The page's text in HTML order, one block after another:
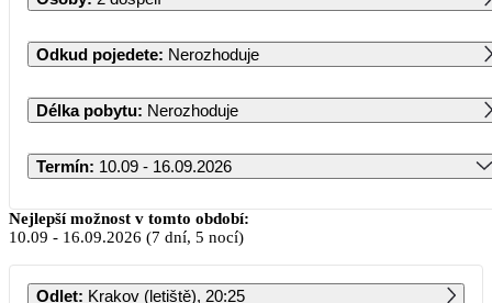
Odkud pojedete: Nerozhoduje
Délka pobytu: Nerozhoduje
Termín: 10.09 - 16.09.2026
Září 2026
PO ÚT ST ČT PÁ SO NE
Nejlepší možnost v tomto období:
10.09 - 16.09.2026 (7 dní, 5 nocí)
Odlet: Krakov (letiště), 20:25